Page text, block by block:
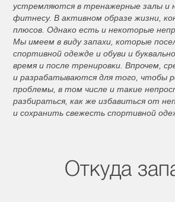
устремляются в тренажерные залы и
фитнесу. В активном образе жизни,
плюсов. Однако есть и некоторые
Мы имеем в виду запахи, которые
спортивной одежде и обуви и
время и после тренировки. Впрочем,
и разрабатываются для того, чтобы
проблемы, в том числе и такие
разбираться, как же избавиться от
и сохранить свежесть спортивной
Откуда